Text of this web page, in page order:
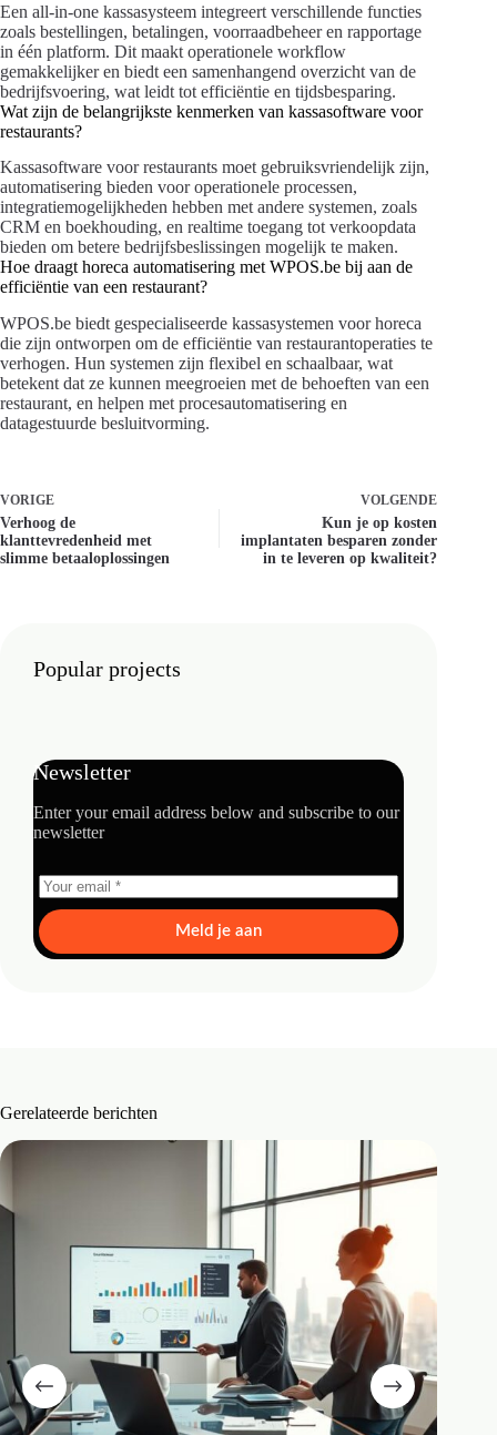
Een all-in-one kassasysteem integreert verschillende functies
zoals bestellingen, betalingen, voorraadbeheer en rapportage
in één platform. Dit maakt operationele workflow
gemakkelijker en biedt een samenhangend overzicht van de
bedrijfsvoering, wat leidt tot efficiëntie en tijdsbesparing.
Wat zijn de belangrijkste kenmerken van kassasoftware voor
restaurants?
Kassasoftware voor restaurants moet gebruiksvriendelijk zijn,
automatisering bieden voor operationele processen,
integratiemogelijkheden hebben met andere systemen, zoals
CRM en boekhouding, en realtime toegang tot verkoopdata
bieden om betere bedrijfsbeslissingen mogelijk te maken.
Hoe draagt horeca automatisering met WPOS.be bij aan de
efficiëntie van een restaurant?
WPOS.be biedt gespecialiseerde kassasystemen voor horeca
die zijn ontworpen om de efficiëntie van restaurantoperaties te
verhogen. Hun systemen zijn flexibel en schaalbaar, wat
betekent dat ze kunnen meegroeien met de behoeften van een
restaurant, en helpen met procesautomatisering en
datagestuurde besluitvorming.
VORIGE
Verhoog de
klanttevredenheid met
slimme betaaloplossingen
VOLGENDE
Kun je op kosten
implantaten besparen zonder
in te leveren op kwaliteit?
Popular projects
Newsletter
Enter your email address below and subscribe to our
newsletter
Meld je aan
Gerelateerde berichten